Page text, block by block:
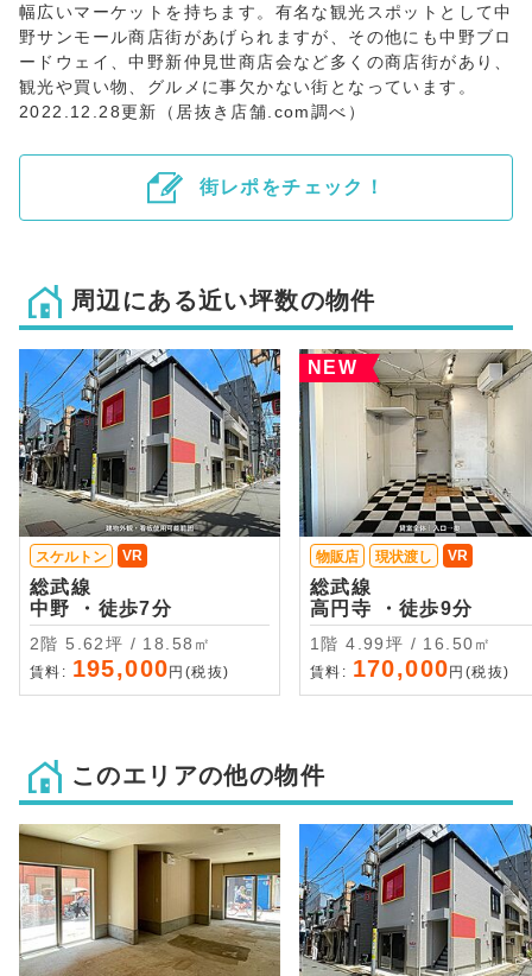
幅広いマーケットを持ちます。有名な観光スポットとして中
野サンモール商店街があげられますが、その他にも中野ブロ
ードウェイ、中野新仲見世商店会など多くの商店街があり、
観光や買い物、グルメに事欠かない街となっています。
2022.12.28更新（居抜き店舗.com調べ）
街レポをチェック！
周辺にある近い坪数の物件
スケルトン VR
総武線
中野 ・徒歩7分
2階 5.62坪 / 18.58㎡
賃料: 195,000円(税抜)
NEW
物販店 現状渡し VR
総武線
高円寺 ・徒歩9分
1階 4.99坪 / 16.50㎡
賃料: 170,000円(税抜)
このエリアの他の物件